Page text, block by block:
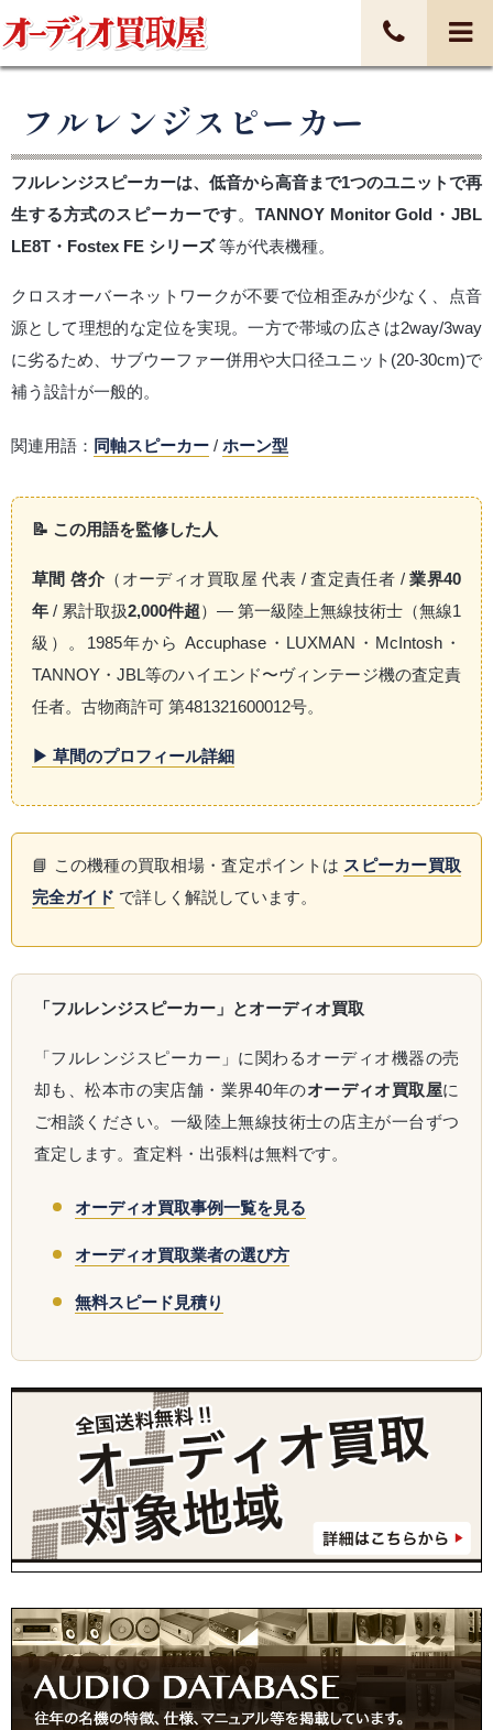
フルレンジスピーカー
フルレンジスピーカーは、低音から高音まで1つのユニットで再
生する方式のスピーカーです。 TANNOY Monitor Gold・JBL
LE8T・Fostex FE シリーズ等が代表機種。
クロスオーバーネットワークが不要で位相歪みが少なく、点音
源として理想的な定位を実現。一方で帯域の広さは2way/3way
に劣るため、サブウーファー併用や大口径ユニット(20-30cm)で
補う設計が一般的。
関連用語： 同軸スピーカー / ホーン型
📝 この用語を監修した人
草間 啓介 （オーディオ買取屋 代表 / 査定責任者 /業界40
年 / 累計取扱2,000件超）— 第一級陸上無線技術士（無線1
級）。1985年から Accuphase・LUXMAN・McIntosh・
TANNOY・JBL等のハイエンド〜ヴィンテージ機の査定責
任者。古物商許可 第481321600012号。
▶ 草間のプロフィール詳細
📘 この機種の買取相場・査定ポイントは スピーカー買取
完全ガイド で詳しく解説しています。
「フルレンジスピーカー」とオーディオ買取
「フルレンジスピーカー」に関わるオーディオ機器の売
却も、松本市の実店舗・業界40年のオーディオ買取屋に
ご相談ください。一級陸上無線技術士の店主が一台ずつ
査定します。査定料・出張料は無料です。
オーディオ買取事例一覧を見る
オーディオ買取業者の選び方
無料スピード見積り